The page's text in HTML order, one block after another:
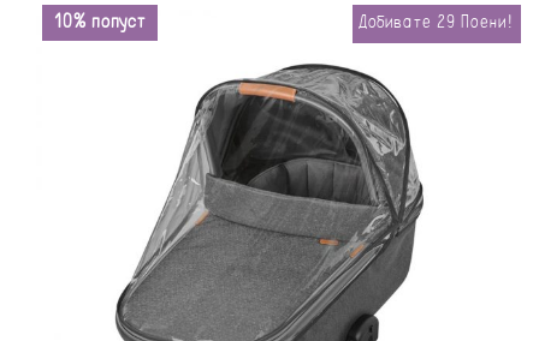
10% попуст Добивате 29 Поени!